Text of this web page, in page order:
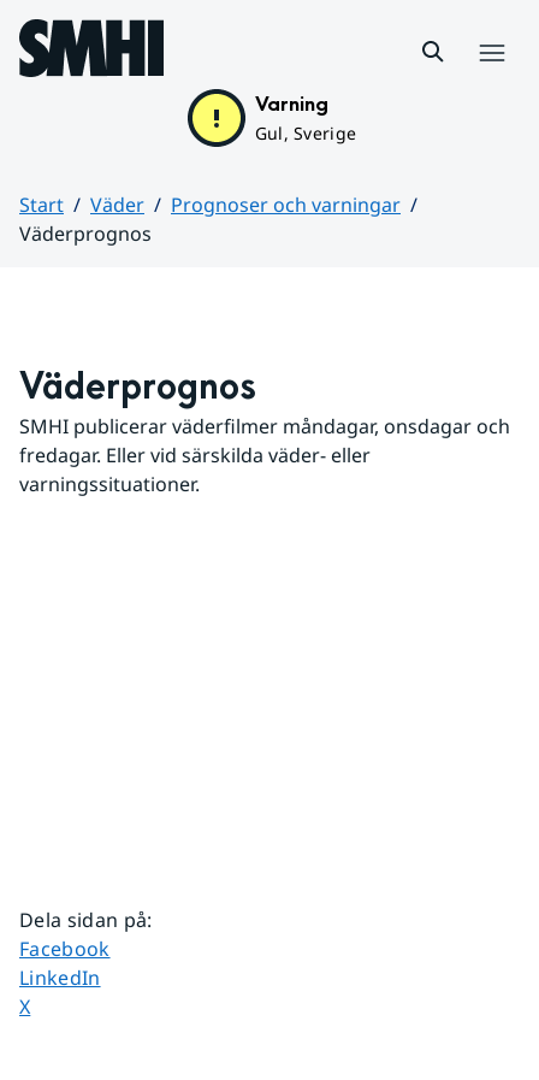
Hoppa till sidans innehåll
Varning
Gul, Sverige
Start Väder
Prognoser och varningar
Väderprognos
Väderprognos
SMHI publicerar väderfilmer måndagar, onsdagar och
fredagar. Eller vid särskilda väder- eller
varningssituationer.
Dela sidan på:
Dela sidan på
Facebook
Dela sidan på
LinkedIn
Dela sidan på
X